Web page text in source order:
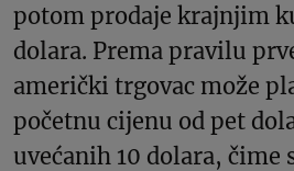
potom prodaje krajnjim
dolara. Prema pravilu
američki trgovac može
početnu cijenu od pet
uvećanih 10 dolara, čime